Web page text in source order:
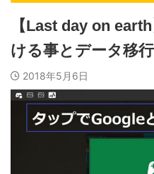
【Last day on
ける事とデータ移
2018年5月6日